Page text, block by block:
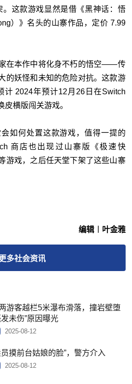
。这款游戏显然是借《黑神话：悟
）》名头的山寨作品，定价 7.99
在本作中将化身不朽的悟空——传
的妖怪和未知的危险对抗。这款游
计 2024年预计12月26日在Switch
皮横版闯关游戏。
如何处置这款游戏，值得一提的
商店也出现过山寨版《极速快
游戏，之后任天堂下架了这些山寨
编辑︱叶金雅
更多社会资讯
游客越栏5米瀑布滑落，撞岩壁堕
发未伤”原因曝光
2025-08-12
员摸前台姑娘的脸”，警方介入
2025-08-12